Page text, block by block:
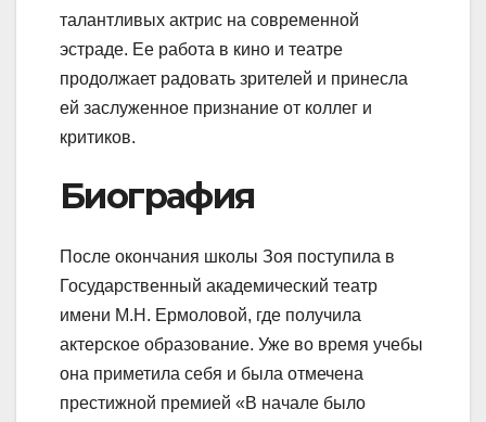
талантливых актрис на современной
эстраде. Ее работа в кино и театре
продолжает радовать зрителей и принесла
ей заслуженное признание от коллег и
критиков.
Биография
После окончания школы Зоя поступила в
Государственный академический театр
имени М.Н. Ермоловой, где получила
актерское образование. Уже во время учебы
она приметила себя и была отмечена
престижной премией «В начале было